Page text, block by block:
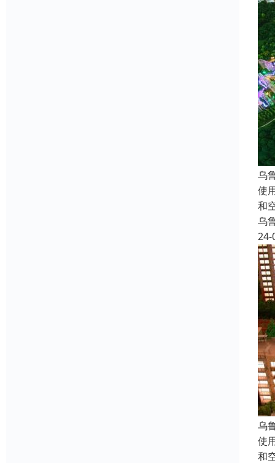
乌
使
和
乌
24-
乌
使
和